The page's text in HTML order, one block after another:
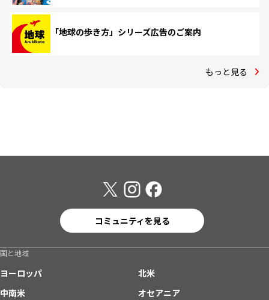
「地球の歩き方」シリーズ広告のご案内
もっと見る
コミュニティを見る
国と地域
ヨーロッパ
北米
中南米
オセアニア